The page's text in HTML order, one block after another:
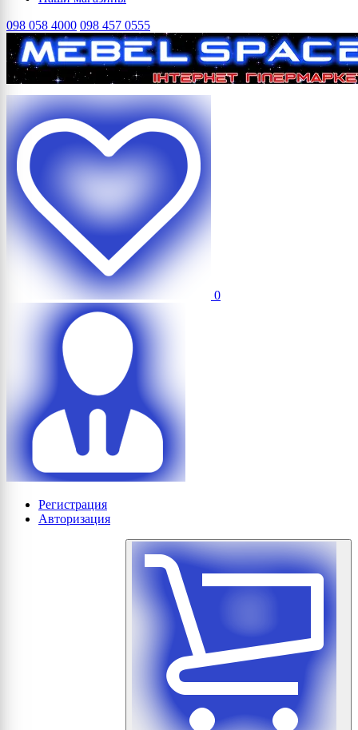
098 058 4000 098 457 0555
0
Регистрация
Авторизация